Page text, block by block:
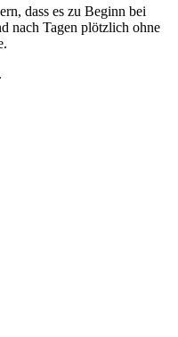
dass es zu Beginn bei
nach Tagen plötzlich ohne